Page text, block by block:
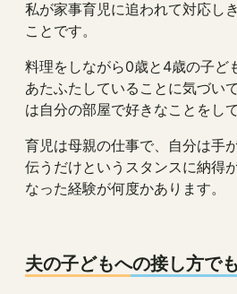
私が家事育児に追われて対応し
ことです。
料理をしながら0歳と4歳の子ど
あたふたしていることに気づい
は自分の部屋で好きなことをし
育児は母親の仕事で、自分は手
伝うだけというスタンスに納得
なった経験が何度かあります。
夫の子どもへの接し方で